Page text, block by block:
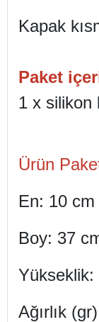
Kapak
Paket
1 x silikon
Ürün
En: 10 cm
Boy: 37
Yükseklik:
Ağırlık